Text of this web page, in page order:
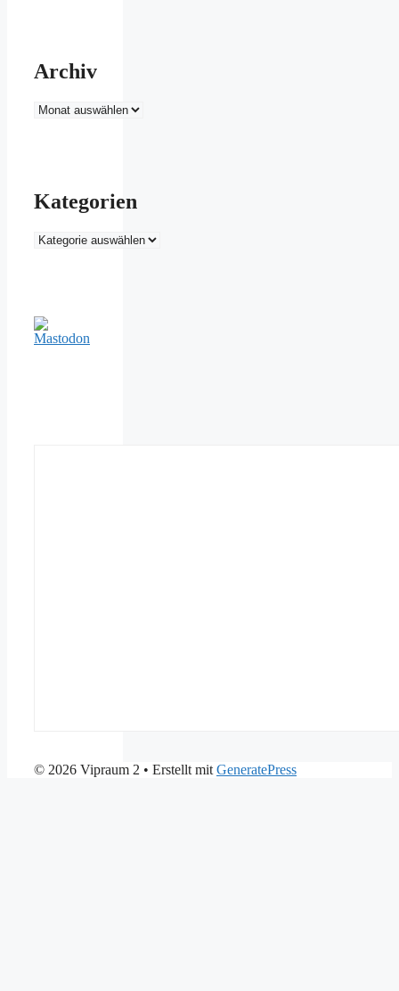
Archiv
Archiv
Kategorien
Kategorien
© 2026 Vipraum 2 • Erstellt mit GeneratePress